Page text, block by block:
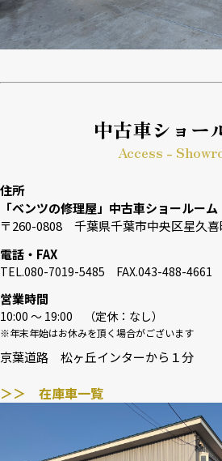
中古車ショー
Access -
住所
「ベンツの修理屋」中古車ショールーム
〒260-0808 千葉県千葉市中央区星久喜
電話・FAX
TEL.080-7019-5485 FAX.043-488-4661
営業時間
10:00 〜 19:00 （定休：なし）
※年末年始はお休みを頂く場合がございます
京葉道路 松ヶ丘インターから１分
＞＞ 在庫車一覧